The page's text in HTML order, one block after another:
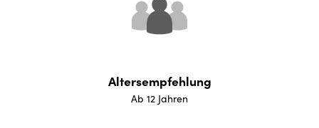
Altersempfehlung
Ab 12 Jahren